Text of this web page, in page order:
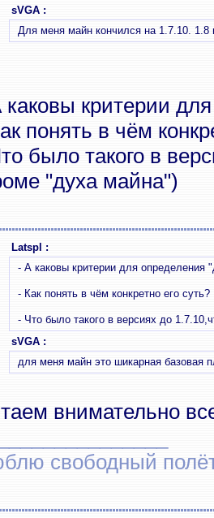
sVGA :
Для меня майн кончился на 1.7.10.
каковы критерии
понять в чём
было такого в
"духа майна")
Latspl :
- А каковы критерии для определения
- Как понять в чём конкретно его суть?
- Что было такого в версиях до
sVGA :
для меня майн это шикарная базовая
внимательно
свободный